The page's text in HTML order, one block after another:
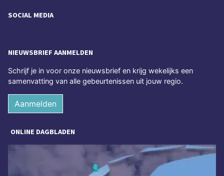
SOCIAL MEDIA
NIEUWSBRIEF AANMELDEN
Schrijf je in voor onze nieuwsbrief en krijg wekelijks een
samenvatting van alle gebeurtenissen uit jouw regio.
Aanmelden
ONLINE DAGBLADEN